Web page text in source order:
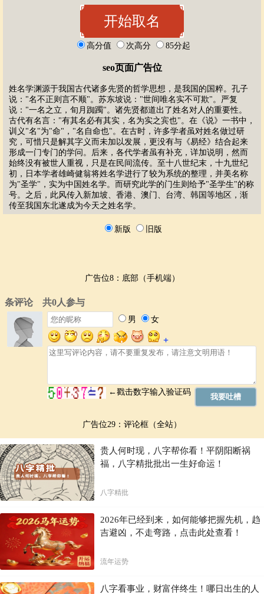
高分值 次高分 85分起
seo页面广告位
姓名学渊源于我国古代诸多先贤的哲学思想，是我国的国粹。孔子
说："名不正则言不顺"。苏东坡说："世间唯名实不可欺"。严复
说："一名之立，旬月踟躅"。诸先贤都道出了姓名对人的重要性。
古代有名言："有其名必有其实，名为实之宾也"。在《说》一书中，
训义"名"为"命"，"名自命也"。在古时，许多学者虽对姓名做过研
究，可惜只是解其字义而未加以发展，更没有与《易经》结合起来
形成一门专门的学问。后来，各代学者虽有补充，详加说明，然而
始终没有被世人重视，只是在民间流传。至十八世纪末，十九世纪
初，日本学者雄崎健翁将姓名学进行了较为系统的整理，并美名称
为"圣学"，实为中国姓名学。而研究此学的门生则给予"圣学生"的称
号。之后，此风传入新加坡、香港、澳门、台湾、韩国等地区，渐
传至我国东北遂成为今天之姓名学。
新版 旧版
广告位8：底部（手机端）
广告位29：评论框（全站）
贵人何时现，八字帮你看！平阴阳断祸
福，八字精批批出一生好命运！
八字精批
2026年已经到来，如何能够把握先机，趋
吉避凶，不走弯路，点击此处查看！
流年运势
八字看事业，财富伴终生！哪日出生的人